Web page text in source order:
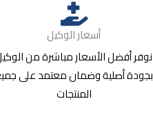
أسعار الوكيل
نوفر أفضل الأسعار مباشرة من
بجودة أصلية وضمان معتمد على
المنتجات